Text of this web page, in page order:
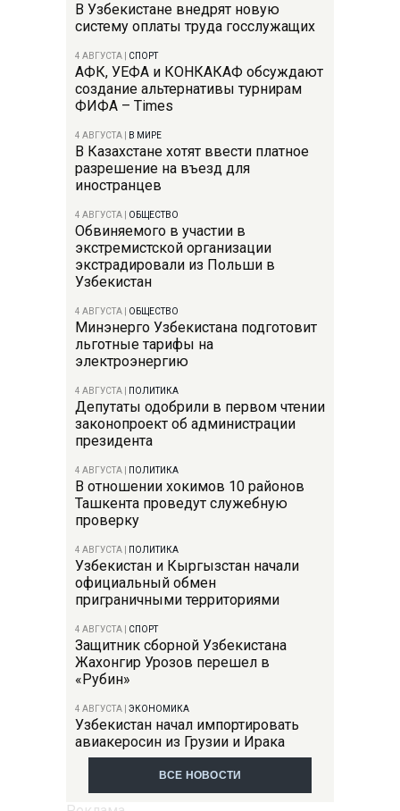
В Узбекистане внедрят новую
систему оплаты труда госслужащих
4 АВГУСТА СПОРТ
АФК, УЕФА и КОНКАКАФ обсуждают
создание альтернативы турнирам
ФИФА – Times
4 АВГУСТА В МИРЕ
В Казахстане хотят ввести платное
разрешение на въезд для
иностранцев
4 АВГУСТА ОБЩЕСТВО
Обвиняемого в участии в
экстремистской организации
экстрадировали из Польши в
Узбекистан
4 АВГУСТА ОБЩЕСТВО
Минэнерго Узбекистана подготовит
льготные тарифы на
электроэнергию
4 АВГУСТА ПОЛИТИКА
Депутаты одобрили в первом чтении
законопроект об администрации
президента
4 АВГУСТА ПОЛИТИКА
В отношении хокимов 10 районов
Ташкента проведут служебную
проверку
4 АВГУСТА ПОЛИТИКА
Узбекистан и Кыргызстан начали
официальный обмен
приграничными территориями
4 АВГУСТА СПОРТ
Защитник сборной Узбекистана
Жахонгир Урозов перешел в
«Рубин»
4 АВГУСТА ЭКОНОМИКА
Узбекистан начал импортировать
авиакеросин из Грузии и Ирака
ВСЕ НОВОСТИ